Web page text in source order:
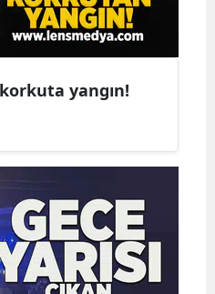
yangın!